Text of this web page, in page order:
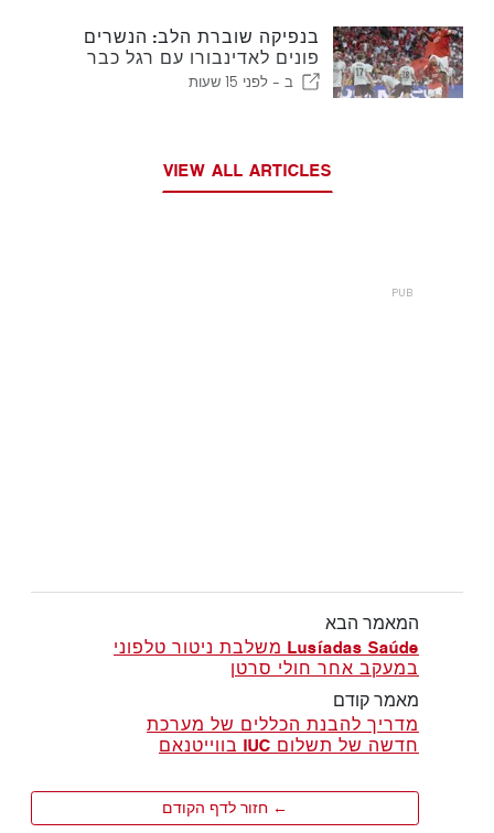
בנפיקה שוברת הלב: הנשרים
פונים לאדינבורו עם רגל כבר
בשלב הבא
ב - לפני 15 שעות
VIEW ALL ARTICLES
המאמר הבא
Lusíadas Saúde משלבת ניטור טלפוני
במעקב אחר חולי סרטן
מאמר קודם
מדריך להבנת הכללים של מערכת
חדשה של תשלום IUC בווייטנאם
← חזור לדף הקודם